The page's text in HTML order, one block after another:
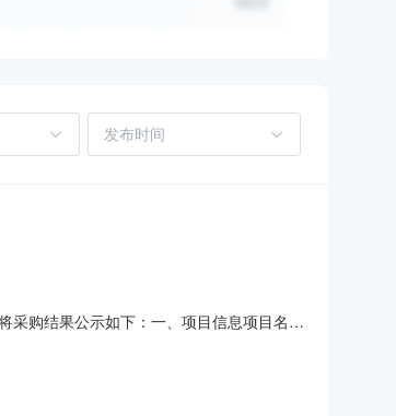
采购结果公示如下：一、项目信息项目名
代码或组织机构代码：75562204G采购